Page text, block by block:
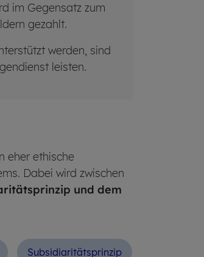
im Gegensatz zum
gezahlt.
werden, sind
leisten.
eher ethische
Dabei wird zwischen
und dem
Sub­si­dia­ri­täts­prin­zip